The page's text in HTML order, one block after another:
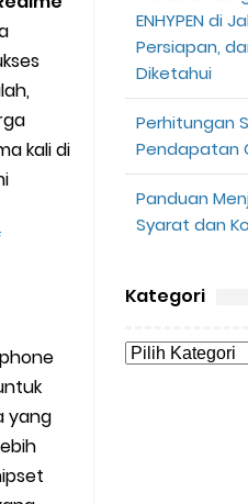
dan IP Server GoPartner
hingga Masa Depannya
kali di
yang
ENHYPEN di
Persiapan,
Diketahui
Perhitungan
Pendapatan
Panduan
Syarat dan
Kategori